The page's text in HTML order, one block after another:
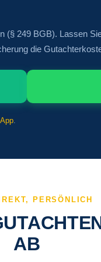
(§ 249 BGB). Lassen
die
.
PERSÖNLICH
AB